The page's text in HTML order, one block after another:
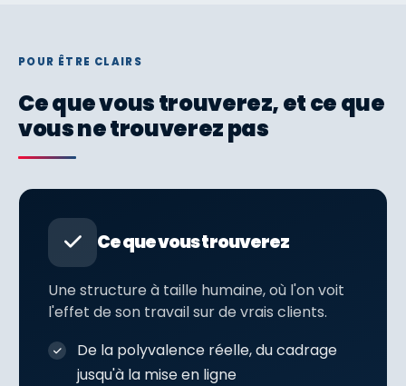
POUR ÊTRE CLAIRS
Ce que vous trouverez, et ce que
vous ne trouverez pas
Ce que vous trouverez
Une structure à taille humaine, où l'on voit
l'effet de son travail sur de vrais clients.
De la polyvalence réelle, du cadrage
jusqu'à la mise en ligne